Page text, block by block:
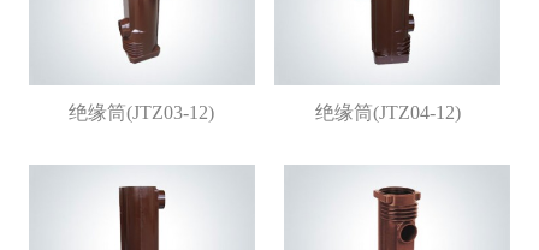
绝缘筒(JTZ03-12) 绝缘筒(JTZ04-12)